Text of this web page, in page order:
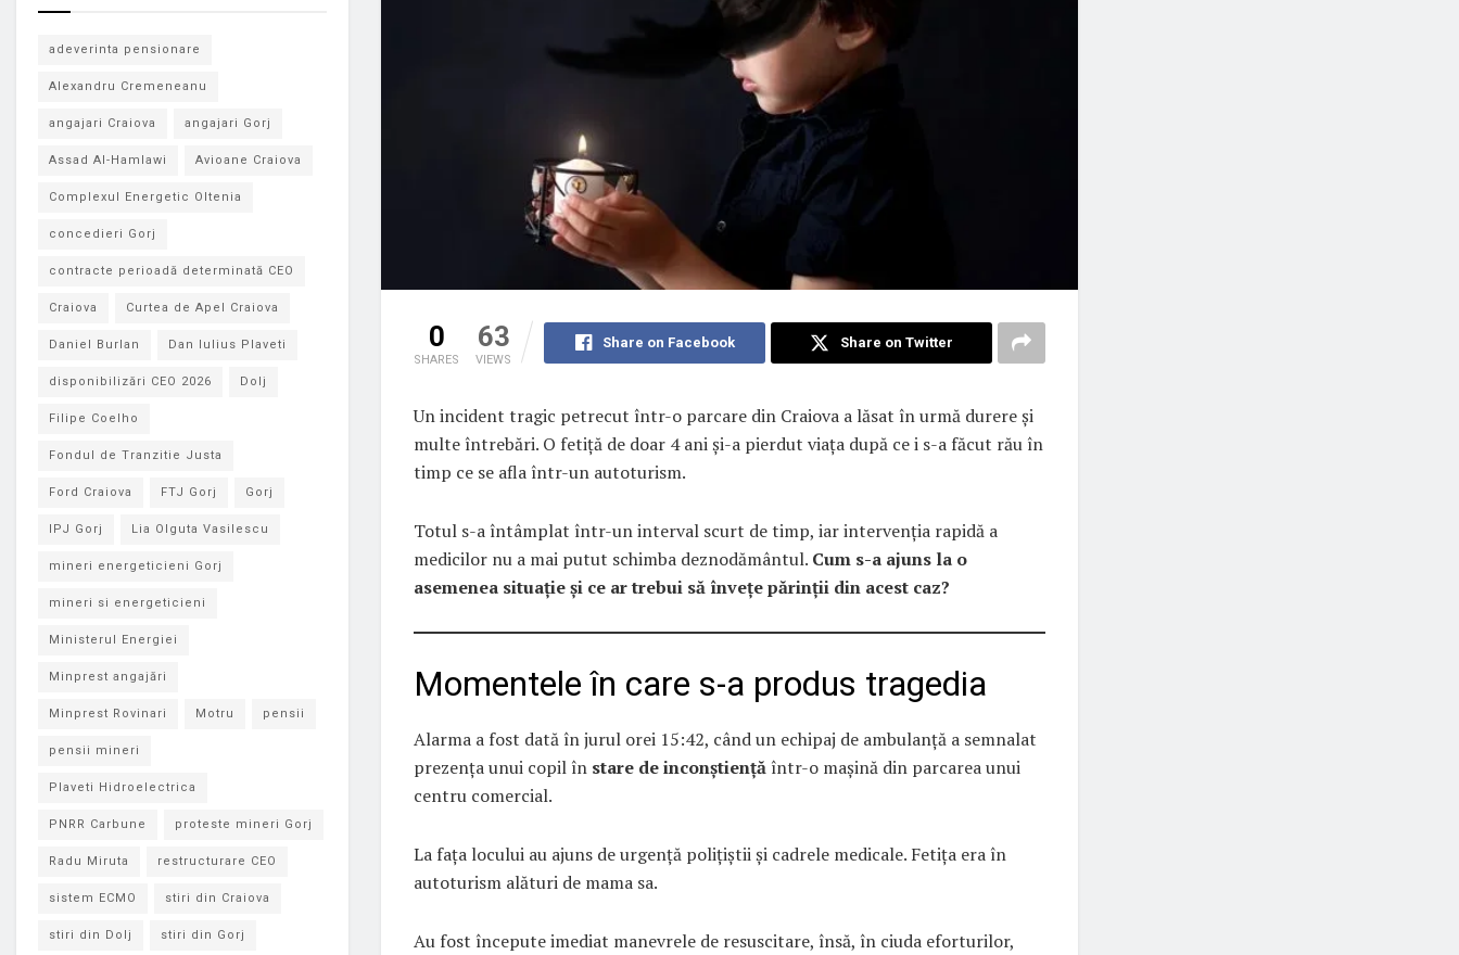
0
SHARES
63
VIEWS
Share on Facebook Share on Twitter
Un incident tragic petrecut într-o parcare din Craiova a lăsat în urmă durere și
multe întrebări. O fetiță de doar 4 ani și-a pierdut viața după ce i s-a făcut rău în
timp ce se afla într-un autoturism.
Totul s-a întâmplat într-un interval scurt de timp, iar intervenția rapidă a
medicilor nu a mai putut schimba deznodământul. Cum s-a ajuns la o
asemenea situație și ce ar trebui să învețe părinții din acest caz?
Momentele în care s-a produs tragedia
Alarma a fost dată în jurul orei 15:42, când un echipaj de ambulanță a semnalat
prezența unui copil în stare de inconștiență într-o mașină din parcarea unui
centru comercial.
La fața locului au ajuns de urgență polițiștii și cadrele medicale. Fetița era în
autoturism alături de mama sa.
Au fost începute imediat manevrele de resuscitare, însă, în ciuda eforturilor,
adeverinta pensionare
Alexandru Cremeneanu
angajari Craiova angajari Gorj
Assad Al-Hamlawi Avioane Craiova
Complexul Energetic Oltenia
concedieri Gorj
contracte perioadă determinată CEO
Craiova Curtea de Apel Craiova
Daniel Burlan Dan Iulius Plaveti
disponibilizări CEO 2026 Dolj
Filipe Coelho
Fondul de Tranzitie Justa
Ford Craiova FTJ Gorj Gorj
IPJ Gorj Lia Olguta Vasilescu
mineri energeticieni Gorj
mineri si energeticieni
Ministerul Energiei
Minprest angajări
Minprest Rovinari Motru pensii
pensii mineri
Plaveti Hidroelectrica
PNRR Carbune proteste mineri Gorj
Radu Miruta restructurare CEO
sistem ECMO stiri din Craiova
stiri din Dolj stiri din Gorj